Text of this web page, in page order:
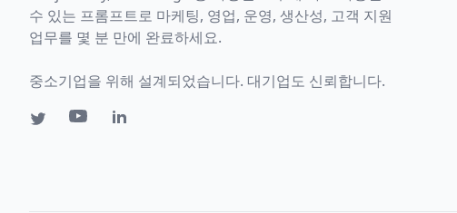
수 있는 프롬프트로 마케팅, 영업, 운영, 생산성, 고객 지원
업무를 몇 분 만에 완료하세요.
중소기업을 위해 설계되었습니다. 대기업도 신뢰합니다.